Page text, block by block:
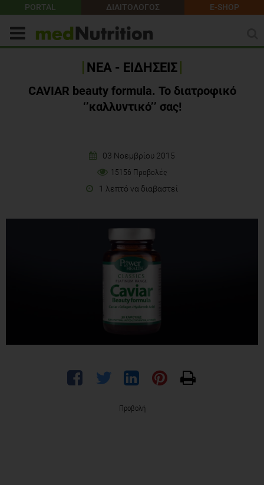
PORTAL ΔΙΑΙΤΟΛΟΓΟΣ E-SHOP
ΝΕΑ - ΕΙΔΗΣΕΙΣ
CAVIAR beauty formula. Το διατροφικό
‘’καλλυντικό’’ σας!
03 Νοεμβρίου 2015
15156 Προβολές
1 λεπτό να διαβαστεί
Προβολή